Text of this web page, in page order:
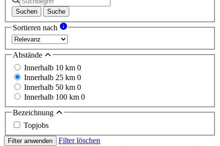
Suchen Suche
Sortieren nach
Abstände
Innerhalb 10 km 0
Innerhalb 25 km 0
Innerhalb 50 km 0
Innerhalb 100 km 0
Bezeichnung
Topjobs
Filter anwenden
Filter löschen